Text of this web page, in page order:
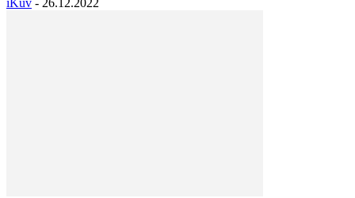
iKuv - 26.12.2022